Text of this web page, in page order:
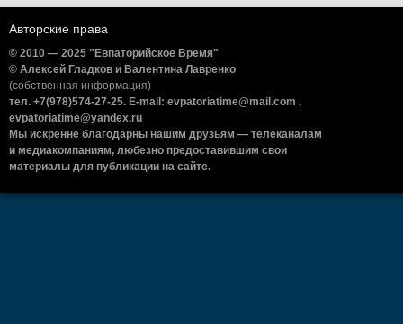
Авторские права
© 2010 — 2025 "Евпаторийское Время"
© Алексей Гладков и Валентина Лавренко
(собственная информация)
тел. +7(978)574-27-25. E-mail: evpatoriatime@mail.com ,
evpatoriatime@yandex.ru
Мы искренне благодарны нашим друзьям — телеканалам
и медиакомпаниям, любезно предоставившим свои
материалы для публикации на сайте.